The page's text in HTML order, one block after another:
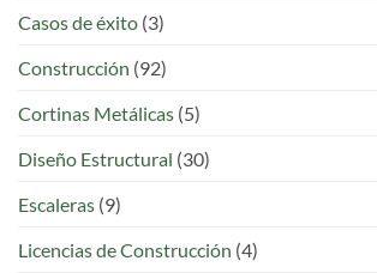
Casos de éxito (3)
Construcción (92)
Cortinas Metálicas (5)
Diseño Estructural (30)
Escaleras (9)
Licencias de Construcción (4)